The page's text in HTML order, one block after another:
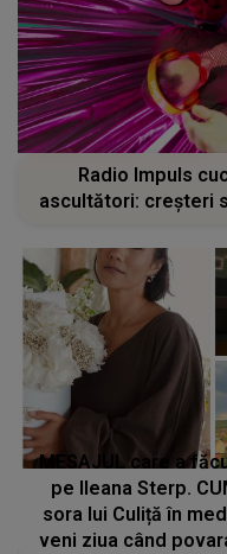
Radio Impuls
ascultători: creșteri
MESAJUL care a
pe Ileana Sterp.
sora lui Culiță în
veni ziua când